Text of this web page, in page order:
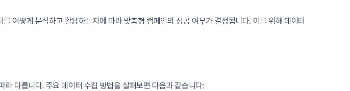
어떻게 분석하고 활용하는지에 따라 맞춤형 캠페인의 성공 여부가 결정됩니다. 이를 위해 데이터
다릅니다. 주요 데이터 수집 방법을 살펴보면 다음과 같습니다: